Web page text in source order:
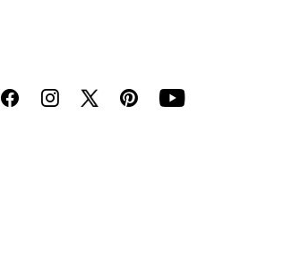
f i p y